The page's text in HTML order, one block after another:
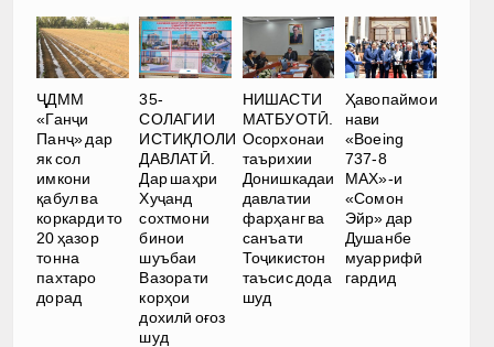
ҶДММ
«Ганҷи
Панҷ» дар
як сол
имкони
қабул ва
коркарди то
20 ҳазор
тонна
пахтаро
дорад
35-
СОЛАГИИ
ИСТИҚЛОЛИ
ДАВЛАТӢ.
Дар шаҳри
Хуҷанд
сохтмони
бинои
шуъбаи
Вазорати
корҳои
дохилӣ оғоз
шуд
НИШАСТИ
МАТБУОТӢ.
Осорхонаи
таърихии
Донишкадаи
давлатии
фарҳанг ва
санъати
Тоҷикистон
таъсис дода
шуд
Ҳавопаймои
нави
«Boeing
737-8
MAX»-и
«Сомон
Эйр» дар
Душанбе
муаррифӣ
гардид